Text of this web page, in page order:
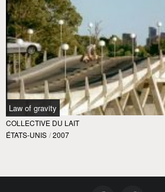
Law of gravity
COLLECTIVE DU LAIT
ÉTATS-UNIS / 2007